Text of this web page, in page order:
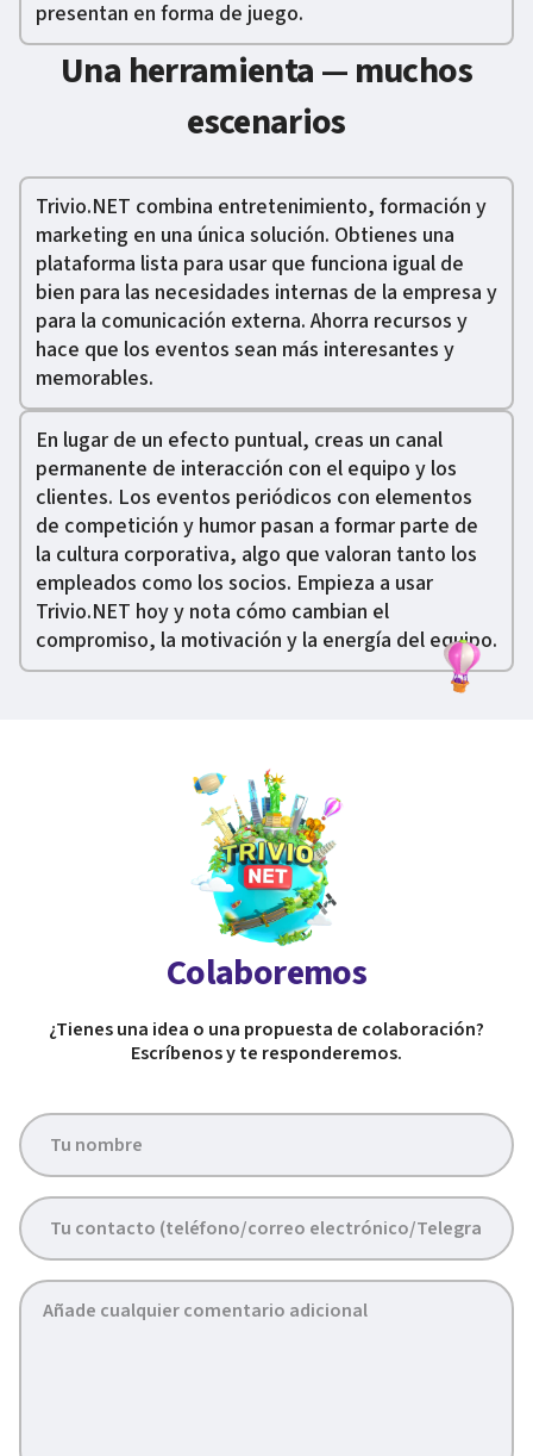
presentan en forma de juego.
Una herramienta — muchos
escenarios
Trivio.NET combina entretenimiento, formación y
marketing en una única solución. Obtienes una
plataforma lista para usar que funciona igual de
bien para las necesidades internas de la empresa y
para la comunicación externa. Ahorra recursos y
hace que los eventos sean más interesantes y
memorables.
En lugar de un efecto puntual, creas un canal
permanente de interacción con el equipo y los
clientes. Los eventos periódicos con elementos
de competición y humor pasan a formar parte de
la cultura corporativa, algo que valoran tanto los
empleados como los socios. Empieza a usar
Trivio.NET hoy y nota cómo cambian el
compromiso, la motivación y la energía del equipo.
Colaboremos
¿Tienes una idea o una propuesta de colaboración?
Escríbenos y te responderemos.